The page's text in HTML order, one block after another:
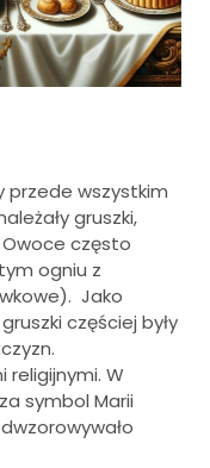
przede wszystkim
gruszki,
Owoce często
ogniu z
Jako
częściej były
religijnymi. W
symbol Marii